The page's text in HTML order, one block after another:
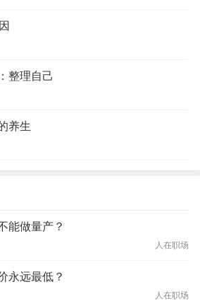
整理自己
养生
能做量产？
人在职场
永远最低？
人在职场